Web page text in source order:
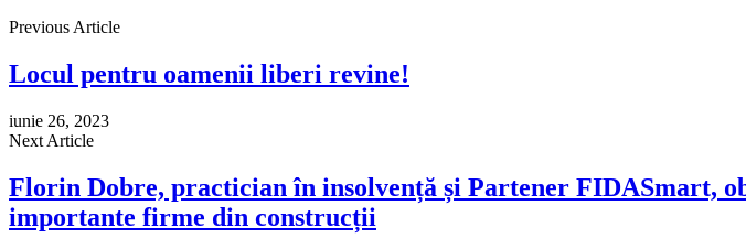
Previous Article
Locul pentru oamenii liberi revine!
iunie 26, 2023
Next Article
Florin Dobre, practician în insolvență și Partener FIDASmart,
importante firme din construcții